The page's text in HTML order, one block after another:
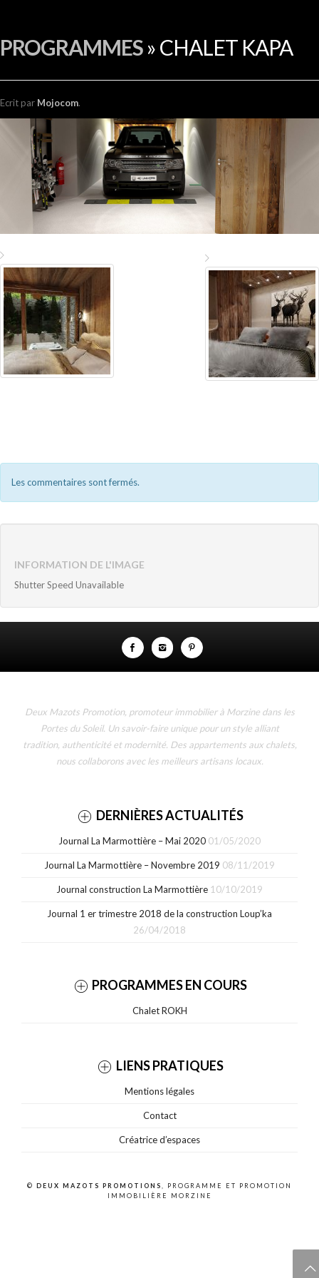
PROGRAMMES» CHALET KAPA
Ecrit par Mojocom.
Les commentaires sont fermés.
INFORMATION DE L'IMAGE
Shutter Speed Unavailable
Deux Mazots Promotion, promoteur immobilier à Morzine dans les
Portes du Soleil. Un savoir-faire unique pour un style alliant
tradition, authenticité et modernité. Des appartements aux chalets,
nous collaborons avec les meilleurs artisans locaux.
DERNIÈRES ACTUALITÉS
Journal La Marmottière – Mai 2020 01/05/2020
Journal La Marmottière – Novembre 2019 08/11/2019
Journal construction La Marmottière 10/10/2019
Journal 1 er trimestre 2018 de la construction Loup’ka
26/04/2018
PROGRAMMES EN COURS
Chalet ROKH
LIENS PRATIQUES
Mentions légales
Contact
Créatrice d’espaces
© DEUX MAZOTS PROMOTIONS
, PROGRAMME ET PROMOTION
IMMOBILIÈRE MORZINE